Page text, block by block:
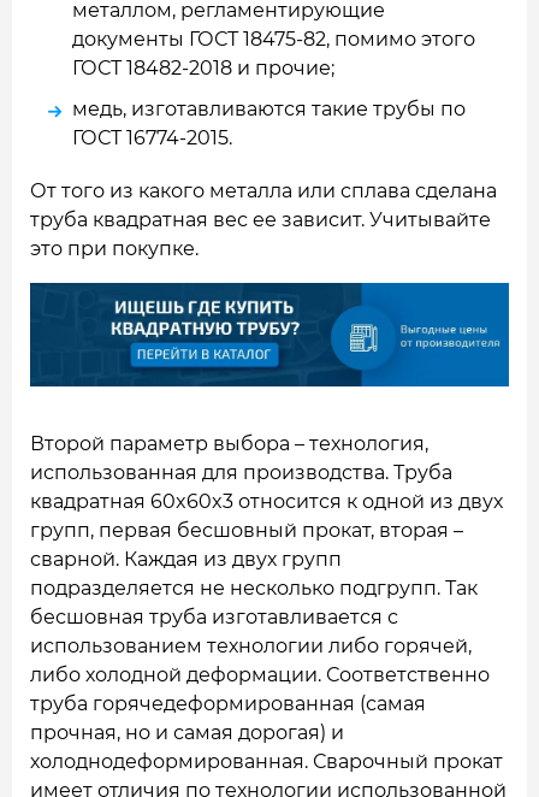
металлом, регламентирующие
документы ГОСТ 18475-82, помимо этого
ГОСТ 18482-2018 и прочие;
медь, изготавливаются такие трубы по
ГОСТ 16774-2015.
От того из какого металла или сплава сделана
труба квадратная вес ее зависит. Учитывайте
это при покупке.
Второй параметр выбора – технология,
использованная для производства. Труба
квадратная 60x60x3 относится к одной из двух
групп, первая бесшовный прокат, вторая –
сварной. Каждая из двух групп
подразделяется не несколько подгрупп. Так
бесшовная труба изготавливается с
использованием технологии либо горячей,
либо холодной деформации. Соответственно
труба горячедеформированная (самая
прочная, но и самая дорогая) и
холоднодеформированная. Сварочный прокат
имеет отличия по технологии использованной